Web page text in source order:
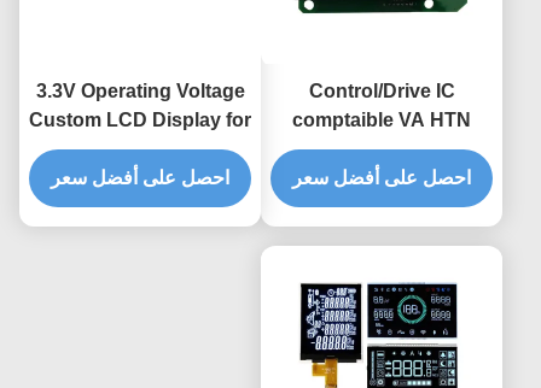
Control/Drive IC
comptaible VA HTN
Blue Green Backlight
COB Segment LCD
Module for Customized
احصل على أفضل سعر
3.3V Operating Voltage
Custom LCD Display for
Positive Reflective
Screen Energy Meter 8
Digit 7 Segment
احصل على أفضل سعر